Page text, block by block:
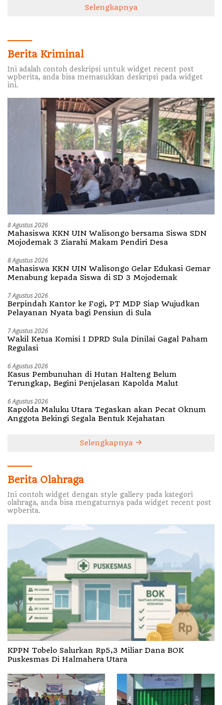
Selengkapnya
Berita Kriminal
Ini adalah contoh deskripsi untuk widget recent post
wpberita, anda bisa memasukkan deskripsi pada widget
ini.
8 Agustus 2026
Mahasiswa KKN UIN Walisongo bersama Siswa SDN
Mojodemak 3 Ziarahi Makam Pendiri Desa
8 Agustus 2026
Mahasiswa KKN UIN Walisongo Gelar Edukasi Gemar
Menabung kepada Siswa di SD 3 Mojodemak
7 Agustus 2026
Berpindah Kantor ke Fogi, PT MDP Siap Wujudkan
Pelayanan Nyata bagi Pensiun di Sula
7 Agustus 2026
Wakil Ketua Komisi I DPRD Sula Dinilai Gagal Paham
Regulasi
6 Agustus 2026
Kasus Pembunuhan di Hutan Halteng Belum
Terungkap, Begini Penjelasan Kapolda Malut
6 Agustus 2026
Kapolda Maluku Utara Tegaskan akan Pecat Oknum
Anggota Bekingi Segala Bentuk Kejahatan
Selengkapnya
Berita Olahraga
Ini contoh widget dengan style gallery pada kategori
olahraga, anda bisa mengaturnya pada widget recent post
wpberita.
KPPN Tobelo Salurkan Rp5,3 Miliar Dana BOK
Puskesmas Di Halmahera Utara